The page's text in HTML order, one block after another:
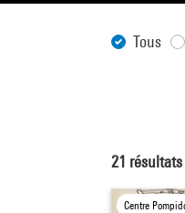
Tous
21 résultats
Centre